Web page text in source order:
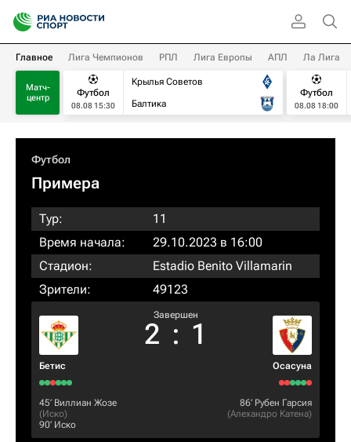
Главное Лига Чемпионов РПЛ Лига Европы АПЛ Ла Лига
Матч-
центр
Футбол
08.08 15:30
Крылья Советов
Балтика
Футбол
08.08 18:00
Футбол
Примера
Тур:
11
Время начала:
29.10.2023 в 16:00
Стадион:
Estadio Benito Villamarin
Зрители:
49123
Бетис
Завершен
2 : 1
Осасуна
45‎’‎ Виллиан Жозе
(Иcкo)
90‎’‎ Иcкo
86‎’‎ Рубен Гарсия
(Алехандро Катена)